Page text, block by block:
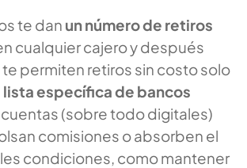
te dan un número de retiros
cualquier cajero y después
permiten retiros sin costo solo
lista específica de bancos
cuentas (sobre todo digitales)
comisiones o absorben el
condiciones, como mantener